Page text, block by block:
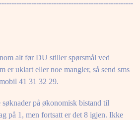
alt før DU stiller spørsmål ved
er uklart eller noe mangler, så send sms
41 31 32 29.
på økonomisk bistand til
på 1, men fortsatt er det 8 igjen. Ikke